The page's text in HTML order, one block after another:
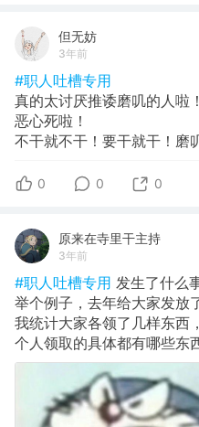
但无妨
3年前
#职人吐槽专用
真的太讨厌推诿磨叽的人啦
恶心死啦！
不干就不干！要干就干！磨
0 0 0
原来在寺里干主持
3年前
#职人吐槽专用 发生了什么
举个例子，去年给大家发放
我统计大家各领了几样东西
个人领取的具体都有哪些东